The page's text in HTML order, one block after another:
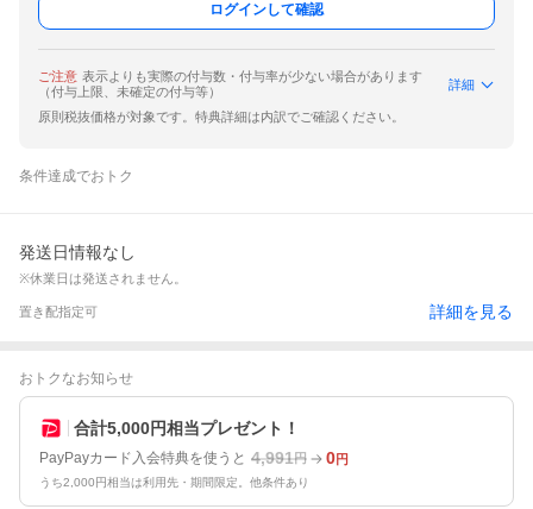
ログインして確認
ご注意 表示よりも実際の付与数・付与率が少ない場合があります
（付与上限、未確定の付与等）
詳細
原則税抜価格が対象です。特典詳細は内訳でご確認ください。
条件達成でおトク
発送日情報なし
※休業日は発送されません。
置き配指定可 詳細を見る
おトクなお知らせ
合計5,000円相当プレゼント！
PayPayカード入会特典を使うと 4,991円 0円
うち2,000円相当は利用先・期間限定。他条件あり